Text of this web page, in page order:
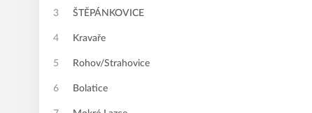
3 ŠTĚPÁNKOVICE
4 Kravaře
5 Rohov/Strahovice
6 Bolatice